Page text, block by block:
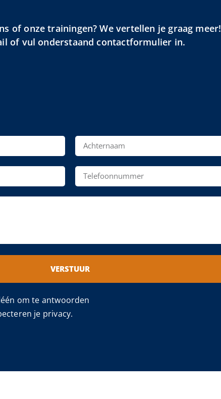
of onze trainingen? We vertellen je graag meer!
of vul onderstaand contactformulier in.
VERSTUUR
om te antwoorden
je privacy.